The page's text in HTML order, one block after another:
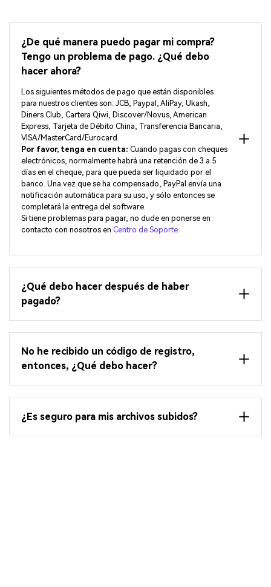
¿De qué manera puedo pagar mi compra?
Tengo un problema de pago. ¿Qué debo
hacer ahora?
Los siguientes métodos de pago que están disponibles
para nuestros clientes son: JCB, Paypal, AliPay, Ukash,
Diners Club, Cartera Qiwi, Discover/Novus, American
Express, Tarjeta de Débito China, Transferencia Bancaria,
VISA/MasterCard/Eurocard.
Por favor, tenga en cuenta:Cuando pagas con cheques
electrónicos, normalmente habrá una retención de 3 a 5
días en el cheque, para que pueda ser liquidado por el
banco. Una vez que se ha compensado, PayPal envía una
notificación automática para su uso, y sólo entonces se
completará la entrega del software.
Si tiene problemas para pagar, no dude en ponerse en
contacto con nosotros enCentro de Soporte.
¿Qué debo hacer después de haber
pagado?
No he recibido un código de registro,
entonces, ¿Qué debo hacer?
¿Es seguro para mis archivos subidos?